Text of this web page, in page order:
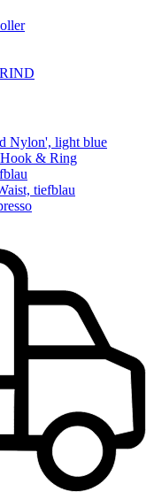
Nylon', light blue
& Ring
tiefblau